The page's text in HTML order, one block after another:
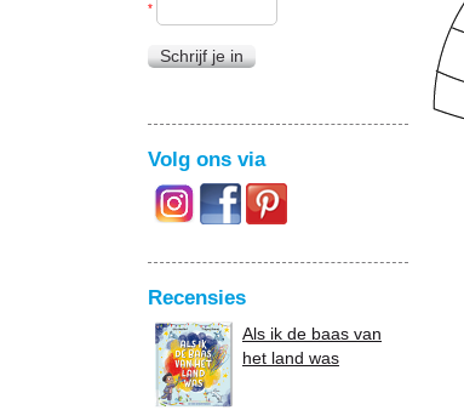
*
Schrijf je in
Volg ons via
Recensies
Als ik de baas van
het land was